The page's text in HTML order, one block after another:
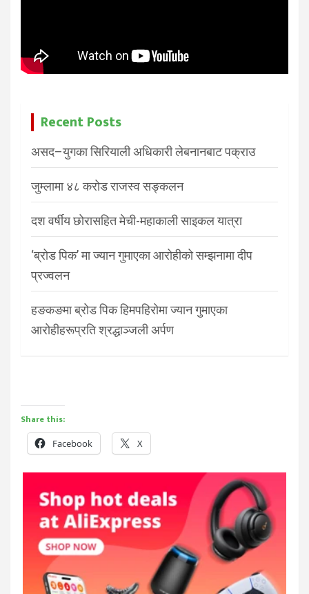
Recent Posts
असद–युगका सिरियाली अधिकारी लेबनानबाट पक्राउ
जुम्लामा ४८ करोड राजस्व सङ्कलन
दश वर्षीय छोरासहित मेची-महाकाली साइकल यात्रा
‘ब्रोड पिक’ मा ज्यान गुमाएका आरोहीको सम्झनामा दीप
प्रज्वलन
हङकङमा ब्रोड पिक हिमपहिरोमा ज्यान गुमाएका
आरोहीहरूप्रति श्रद्धाञ्जली अर्पण
Share this:
Facebook X